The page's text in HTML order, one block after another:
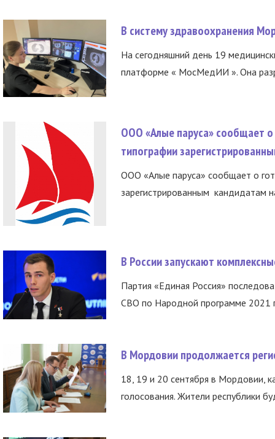
В систему здравоохранения
На сегодняшний день 19
платформе « МосМедИИ ». Она
ООО «Алые паруса» сообщает о
типографии
ООО «Алые паруса» сообщает о
зарегистрированным кандидатам
В России запускают
Партия «Единая Россия»
СВО по Народной программе 2021
В Мордовии продолжается
18, 19 и 20 сентября в Мордовии,
голосования. Жители республики